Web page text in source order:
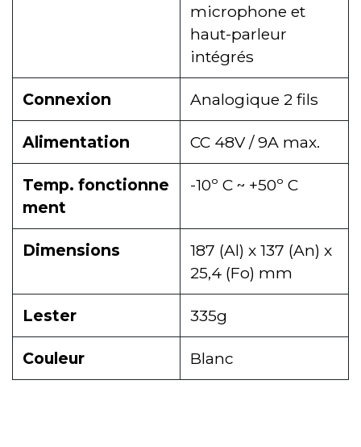
microphone et
haut-parleur
intégrés
Connexion Analogique 2 fils
Alimentation CC 48V / 9A max.
Temp. fonctionne
ment
-10º C ~ +50º C
Dimensions
187 (Al) x 137 (An) x
25,4 (Fo) mm
Lester 335g
Couleur Blanc